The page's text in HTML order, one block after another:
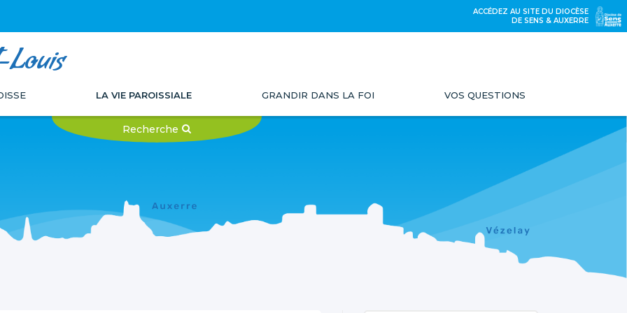
ACCÉDEZ AU SITE DU DIOCÈSE
DE SENS & AUXERRE
Louis
LA VIE PAROISSIALE GRANDIR DANS LA FOI VOS QUESTIONS
Recherche